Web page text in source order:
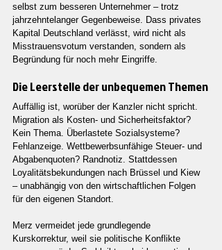
selbst zum besseren Unternehmer – trotz
jahrzehntelanger Gegenbeweise. Dass privates
Kapital Deutschland verlässt, wird nicht als
Misstrauensvotum verstanden, sondern als
Begründung für noch mehr Eingriffe.
Die Leerstelle der unbequemen Themen
Auffällig ist, worüber der Kanzler nicht spricht.
Migration als Kosten- und Sicherheitsfaktor?
Kein Thema. Überlastete Sozialsysteme?
Fehlanzeige. Wettbewerbsunfähige Steuer- und
Abgabenquoten? Randnotiz. Stattdessen
Loyalitätsbekundungen nach Brüssel und Kiew
– unabhängig von den wirtschaftlichen Folgen
für den eigenen Standort.
Merz vermeidet jede grundlegende
Kurskorrektur, weil sie politische Konflikte